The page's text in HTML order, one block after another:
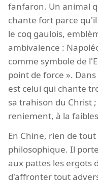
fanfaron. Un animal
chante fort parce
le coq gaulois,
ambivalence :
comme symbole de
point de force ».
est celui qui chante
sa trahison du Christ
reniement, à la
En Chine, rien de
philosophique. Il
aux pattes les ergots
d'affronter tout